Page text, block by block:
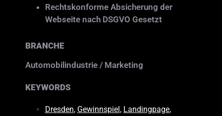
Rechtskonforme Absicherung der
Webseite nach DSGVO Gesetzt
BRANCHE
Automobilindustrie / Marketing
KEYWORDS
Dresden, Gewinnspiel , Landingpage,